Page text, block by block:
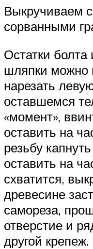
Выкручиваем
сорванными
Остатки
шляпки можно
нарезать
оставшемся
«момент»,
оставить на
резьбу
оставить на
схватится,
древесине
самореза,
отверстие и
другой крепеж.